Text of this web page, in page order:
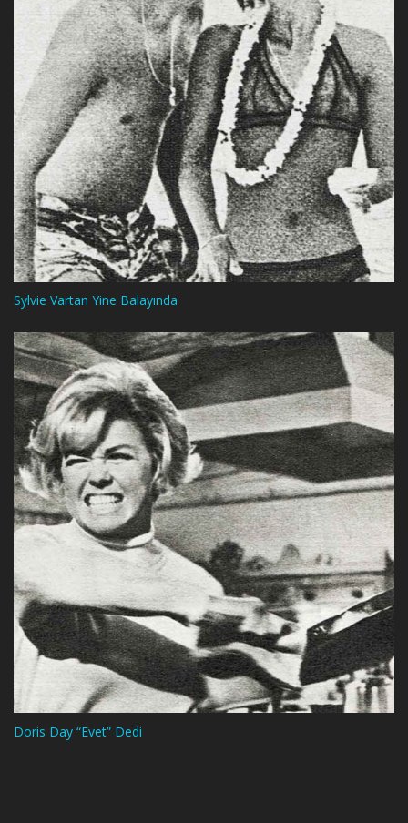
Sylvie Vartan Yine Balayında
Doris Day “Evet” Dedi